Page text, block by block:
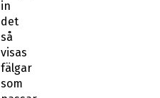
in
det
så
visas
fälgar
som